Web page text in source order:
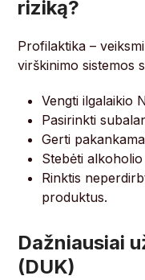
riziką?
Profilaktika –
virškinimo sistemos
Vengti ilgalaikio
Pasirinkti
Gerti
Stebėti
Rinktis
produktus.
Dažniausiai
(DUK)